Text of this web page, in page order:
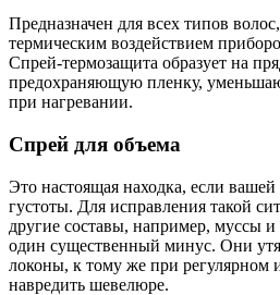
Предназначен для всех типов
термическим воздействием
Спрей-термозащита образует на
предохраняющую пленку,
при нагревании.
Спрей для объема
Это настоящая находка, если вашей
густоты. Для исправления такой
другие составы, например, муссы
один существенный минус. Они
локоны, к тому же при регулярном
навредить шевелюре.